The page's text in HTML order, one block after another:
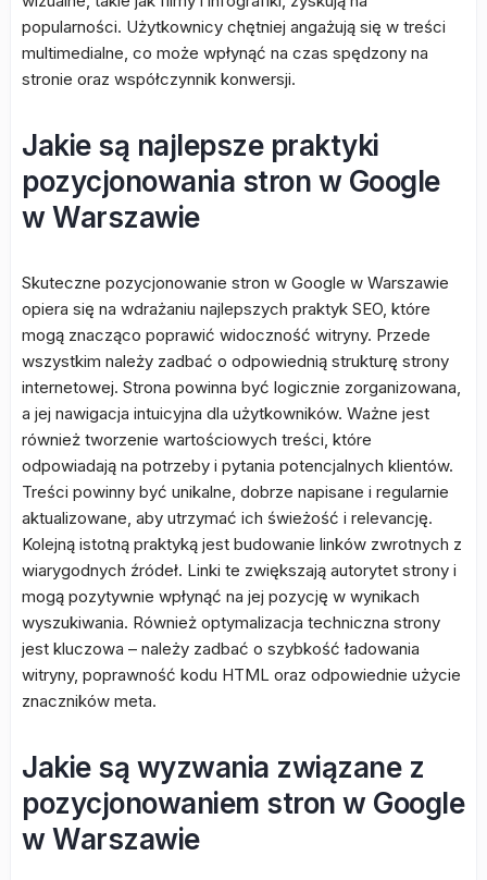
popularności. Użytkownicy chętniej angażują się w treści
multimedialne, co może wpłynąć na czas spędzony na
stronie oraz współczynnik konwersji.
Jakie są najlepsze praktyki
pozycjonowania stron w Google
w Warszawie
Skuteczne pozycjonowanie stron w Google w Warszawie
opiera się na wdrażaniu najlepszych praktyk SEO, które
mogą znacząco poprawić widoczność witryny. Przede
wszystkim należy zadbać o odpowiednią strukturę strony
internetowej. Strona powinna być logicznie zorganizowana,
a jej nawigacja intuicyjna dla użytkowników. Ważne jest
również tworzenie wartościowych treści, które
odpowiadają na potrzeby i pytania potencjalnych klientów.
Treści powinny być unikalne, dobrze napisane i regularnie
aktualizowane, aby utrzymać ich świeżość i relevancję.
Kolejną istotną praktyką jest budowanie linków zwrotnych z
wiarygodnych źródeł. Linki te zwiększają autorytet strony i
mogą pozytywnie wpłynąć na jej pozycję w wynikach
wyszukiwania. Również optymalizacja techniczna strony
jest kluczowa – należy zadbać o szybkość ładowania
witryny, poprawność kodu HTML oraz odpowiednie użycie
znaczników meta.
Jakie są wyzwania związane z
pozycjonowaniem stron w Google
w Warszawie